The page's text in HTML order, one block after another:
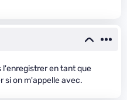
l'enregistrer en tant que
si on m'appelle avec.